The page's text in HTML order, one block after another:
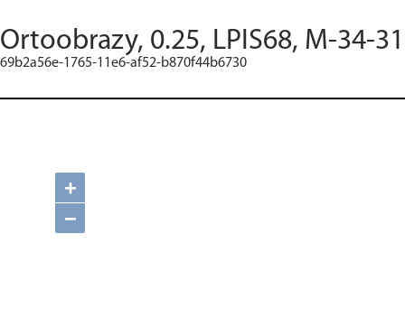
Ortoobrazy, 0.25, LPIS68, M-34-
69b2a56e-1765-11e6-af52-b870f44b6730
+
−